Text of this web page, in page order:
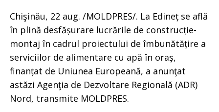
Chişinău, 22 aug. /MOLDPRES/. La Edineț se află
în plină desfășurare lucrările de construcție-
montaj în cadrul proiectului de îmbunătățire a
serviciilor de alimentare cu apă în oraș,
finanțat de Uniunea Europeană, a anunţat
astăzi Agenţia de Dezvoltare Regională (ADR)
Nord, transmite MOLDPRES.